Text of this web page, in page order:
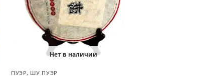
Нет в наличии
ПУЭР, ШУ ПУЭР